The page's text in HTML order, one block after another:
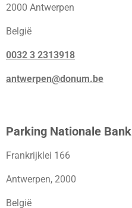
2000 Antwerpen
België
0032 3 2313918
antwerpen@donum.be
Parking Nationale Bank
Frankrijklei 166
Antwerpen, 2000
België